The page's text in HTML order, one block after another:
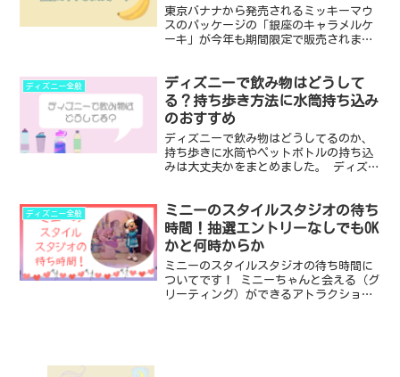
東京バナナから発売されるミッキーマウ
スのパッケージの「銀座のキャラメルケ
ーキ」が今年も期間限定で販売されま
た。 ・東京バナナ ミッキーマウスキャ
ラメルケーキはいつからい...
ディズニー全般
ディズニーで飲み物はどうして
る？持ち歩き方法に水筒持ち込み
のおすすめ
ディズニーで飲み物はどうしてるのか、
持ち歩きに水筒やペットボトルの持ち込
みは大丈夫かをまとめました。 ディズニ
の解決策も考えてみました！ この記事を
読めばわかること ・...
ディズニー全般
ミニーのスタイルスタジオの待ち
時間！抽選エントリーなしでもOK
かと何時からか
ミニーのスタイルスタジオの待ち時間に
ついてです！ ミニーちゃんと会える（グ
リーティング）ができるアトラクション